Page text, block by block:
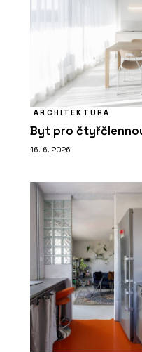
ARCHITEKTURA
Byt pro
16. 6. 2026